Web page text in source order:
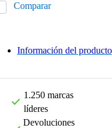
Comparar
Información del producto
1.250 marcas
líderes
Devoluciones